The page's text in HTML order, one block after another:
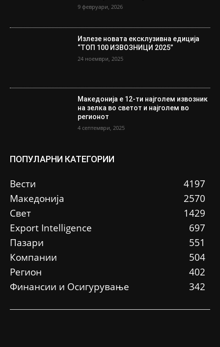
9 февруари, 2026
Излезе новата ексклузивна едиција
“ТОП 100 ИЗВОЗНИЦИ 2025”
24 ноември, 2025
Македонија е 12-ти најголем извозник
на зелка во светот и најголем во
регионот
4 септември, 2025
ПОПУЛАРНИ КАТЕГОРИИ
Вести
4197
Македонија
2570
Свет
1429
Еxport Intelligence
697
Пазари
551
Компании
504
Регион
402
Финансии и Осигурување
342